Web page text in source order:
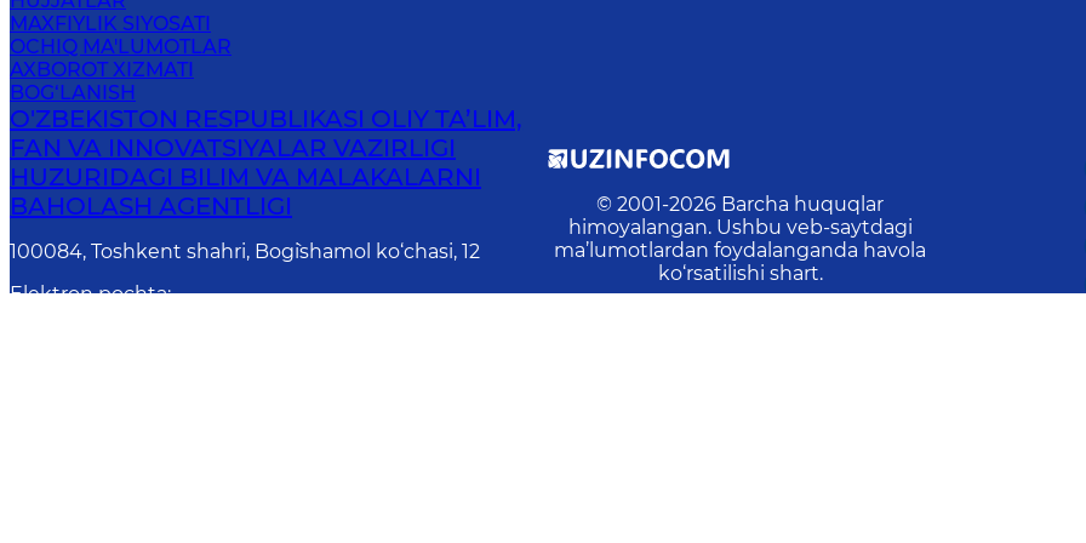
MAXFIYLIK SIYOSATI
OCHIQ MA'LUMOTLAR
AXBOROT XIZMATI
BOG‘LANISH
O'ZBEKISTON RESPUBLIKASI OLIY TA’LIM,
FAN VA INNOVATSIYALAR VAZIRLIGI
HUZURIDAGI BILIM VA MALAKALARNI
BAHOLASH AGENTLIGI
100084, Toshkent shahri, Bog`ishamol ko‘chasi, 12
Elektron pochta:
© 2001-2026 Barcha huquqlar
himoyalangan. Ushbu veb-saytdagi
ma’lumotlardan foydalanganda havola
ko‘rsatilishi shart.